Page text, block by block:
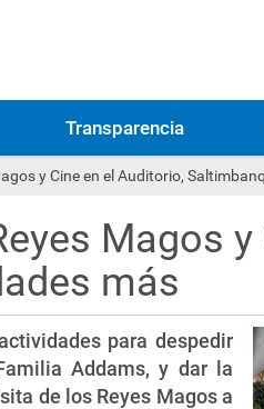
Transparencia
y Cine en el Auditorio,
Magos
más
para despedir
Addams, y dar la
de los Reyes Magos a